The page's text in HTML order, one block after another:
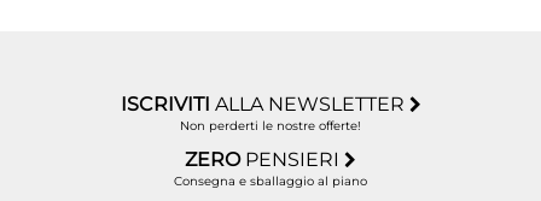
ISCRIVITI ALLA NEWSLETTER
Non perderti le nostre offerte!
ZERO PENSIERI
Consegna e sballaggio al piano